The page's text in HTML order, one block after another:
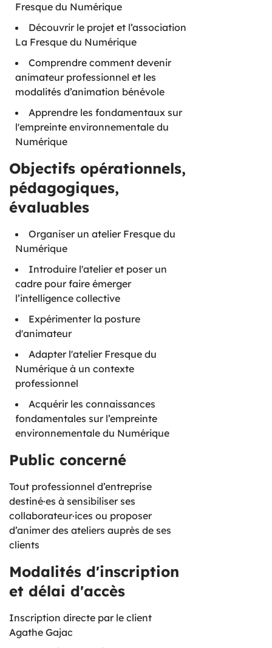
Fresque du Numérique
Découvrir le projet et l’association
La Fresque du Numérique
Comprendre comment devenir
animateur professionnel et les
modalités d’animation bénévole
Apprendre les fondamentaux sur
l'empreinte environnementale du
Numérique
Objectifs opérationnels,
pédagogiques,
évaluables
Organiser un atelier Fresque du
Numérique
Introduire l'atelier et poser un
cadre pour faire émerger
l’intelligence collective
Expérimenter la posture
d'animateur
Adapter l'atelier Fresque du
Numérique à un contexte
professionnel
Acquérir les connaissances
fondamentales sur l’empreinte
environnementale du Numérique
Public concerné
Tout professionnel d’entreprise
destiné·es à sensibiliser ses
collaborateur·ices ou proposer
d’animer des ateliers auprès de ses
clients
Modalités d'inscription
et délai d'accès
Inscription directe par le client
Agathe Gajac